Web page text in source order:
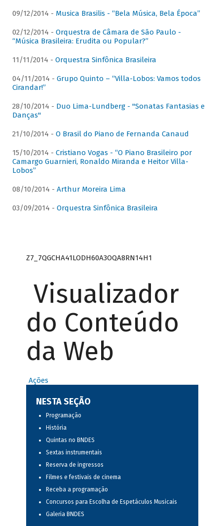
09/12/2014 - Musica Brasilis - “Bela Música, Bela Época”
02/12/2014 - Orquestra de Câmara de São Paulo -
“Música Brasileira: Erudita ou Popular?”
11/11/2014 - Orquestra Sinfônica Brasileira
04/11/2014 - Grupo Quinto – “Villa-Lobos: Vamos todos
Cirandar!”
28/10/2014 - Duo Lima-Lundberg - "Sonatas Fantasias e
Danças"
21/10/2014 - O Brasil do Piano de Fernanda Canaud
15/10/2014 - Cristiano Vogas - “O Piano Brasileiro por
Camargo Guarnieri, Ronaldo Miranda e Heitor Villa-
Lobos”
08/10/2014 - Arthur Moreira Lima
03/09/2014 - Orquestra Sinfônica Brasileira
Z7_7QGCHA41LODH60A3OQA8RN14H1
Visualizador
do Conteúdo
da Web
Ações
NESTA SEÇÃO
Programação
História
Quintas no BNDES
Sextas instrumentais
Reserva de ingressos
Filmes e festivais de cinema
Receba a programação
Concursos para Escolha de Espetáculos Musicais
Galeria BNDES